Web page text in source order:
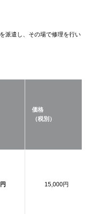
派遣し、その場で修理を行い
価格
（税別）
15,000円